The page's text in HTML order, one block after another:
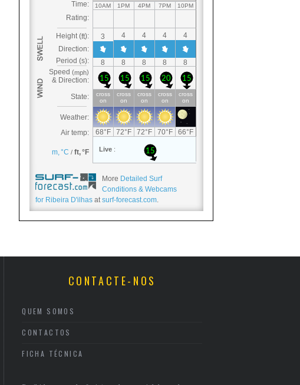
More Detailed Surf
Conditions & Webcams
for Ribeira D'ilhas at surf-forecast.com.
CONTACTE-NOS
QUEM SOMOS
CONTACTOS
FICHA TÉCNICA